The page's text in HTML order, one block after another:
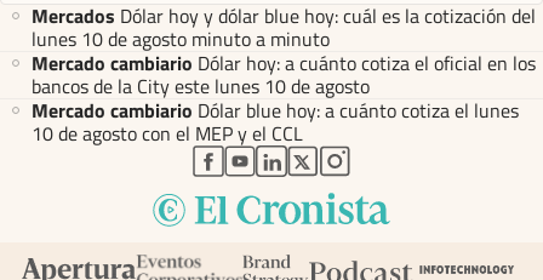
Mercados Dólar hoy y dólar blue hoy: cuál es la cotización del
lunes 10 de agosto minuto a minuto
Mercado cambiario Dólar hoy: a cuánto cotiza el oficial en los
bancos de la City este lunes 10 de agosto
Mercado cambiario Dólar blue hoy: a cuánto cotiza el lunes
10 de agosto con el MEP y el CCL
abre en nueva pestaña
abre en nueva pestaña
abre en nueva pestaña
abre en nueva pestaña
abre en nueva pestaña